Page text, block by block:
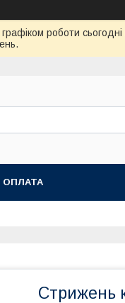
роботи
ОПЛАТА
Стрижень